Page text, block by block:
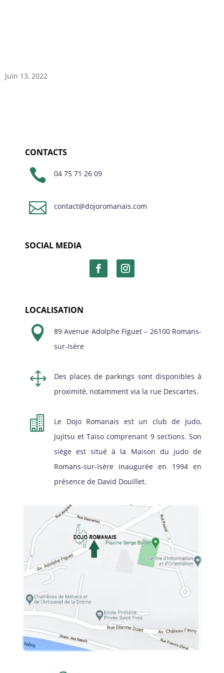
Juin 13, 2022
CONTACTS
 04 75 71 26 09
 contact@dojoromanais.com
SOCIAL MEDIA
LOCALISATION

89 Avenue Adolphe Figuet – 26100 Romans-
sur-Isère
1
Des places de parkings sont disponibles à
proximité, notamment via la rue Descartes.

Le Dojo Romanais est un club de Judo,
Jujitsu et Taïso comprenant 9 sections. Son
siège est situé à la Maison du judo de
Romans-sur-Isère inaugurée en 1994 en
présence de David Douillet.